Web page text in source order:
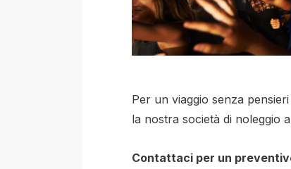
Per un viaggio senza
la nostra società di noleggio
Contattaci per un